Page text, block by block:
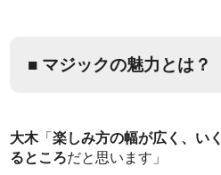
■ マジックの魅力とは？
大木「楽しみ方の幅が広く、い
るところだと思います」